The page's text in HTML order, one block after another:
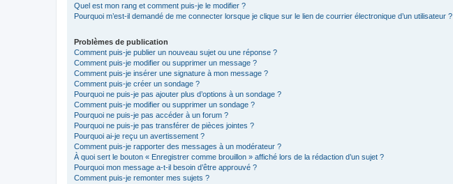
Quel est mon rang et comment puis-je le modifier ?
Pourquoi m’est-il demandé de me connecter lorsque je clique sur le lien de courrier électronique d’un utilisateur ?
Problèmes de publication
Comment puis-je publier un nouveau sujet ou une réponse ?
Comment puis-je modifier ou supprimer un message ?
Comment puis-je insérer une signature à mon message ?
Comment puis-je créer un sondage ?
Pourquoi ne puis-je pas ajouter plus d’options à un sondage ?
Comment puis-je modifier ou supprimer un sondage ?
Pourquoi ne puis-je pas accéder à un forum ?
Pourquoi ne puis-je pas transférer de pièces jointes ?
Pourquoi ai-je reçu un avertissement ?
Comment puis-je rapporter des messages à un modérateur ?
À quoi sert le bouton « Enregistrer comme brouillon » affiché lors de la rédaction d’un sujet ?
Pourquoi mon message a-t-il besoin d’être approuvé ?
Comment puis-je remonter mes sujets ?